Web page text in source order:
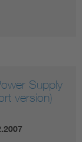
Supply
version)